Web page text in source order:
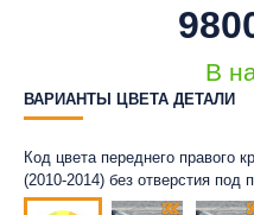
В
ВАРИАНТЫ ЦВЕТА ДЕТАЛИ
Код цвета переднего правого
(2010-2014) без отверстия под